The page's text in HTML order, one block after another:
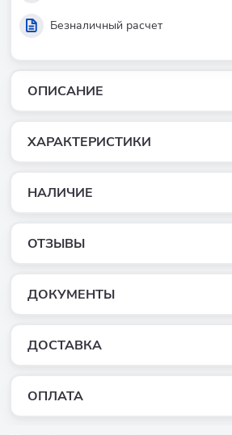
ОПИСАНИЕ
ХАРАКТЕРИСТИКИ
НАЛИЧИЕ
ОТЗЫВЫ
ДОКУМЕНТЫ
ДОСТАВКА
ОПЛАТА
Безналичный расчет